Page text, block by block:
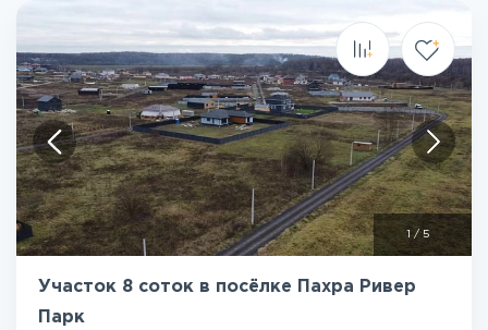
/5
Участок 8 соток в посёлке Пахра Ривер
Парк